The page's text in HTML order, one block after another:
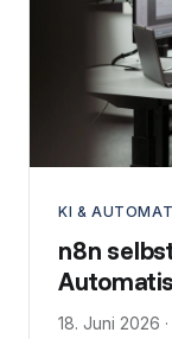
KI &
n8n
18. Juni 2026